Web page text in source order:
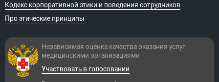
Кодекс корпоративной этики и поведения сотрудников
Про этические принципы
Независимая оценка качества оказания услуг
медицинскими организациями
Участвовать в голосовании